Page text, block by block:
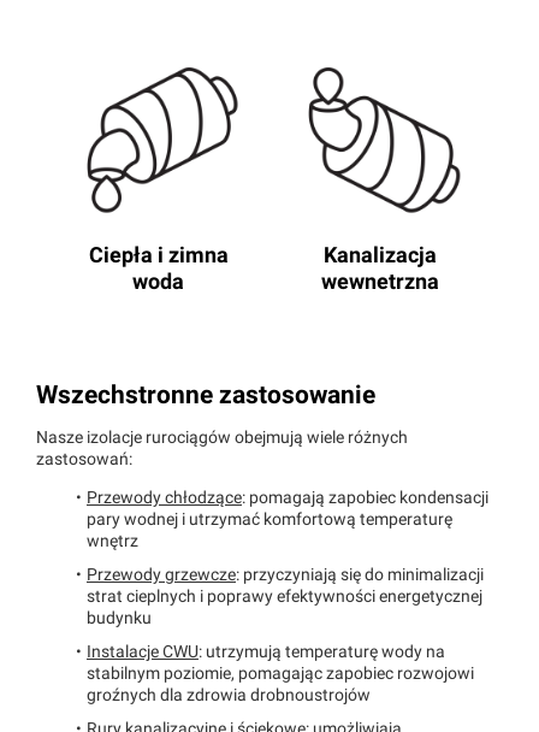
Ciepła i zimna
woda
Kanalizacja
wewnetrzna
Wszechstronne zastosowanie
Nasze izolacje rurociągów obejmują wiele różnych
zastosowań:
Przewody chłodzące: pomagają zapobiec kondensacji
pary wodnej i utrzymać komfortową temperaturę
wnętrz
Przewody grzewcze: przyczyniają się do minimalizacji
strat cieplnych i poprawy efektywności energetycznej
budynku
Instalacje CWU: utrzymują temperaturę wody na
stabilnym poziomie, pomagając zapobiec rozwojowi
groźnych dla zdrowia drobnoustrojów